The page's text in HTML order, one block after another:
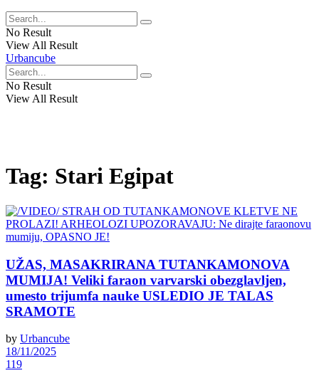
No Result
View All Result
Urbancube
No Result
View All Result
Tag: Stari Egipat
UŽAS, MASAKRIRANA TUTANKAMONOVA
MUMIJA! Veliki faraon varvarski obezglavljen,
umesto trijumfa nauke USLEDIO JE TALAS
SRAMOTE
by Urbancube
18/11/2025
119